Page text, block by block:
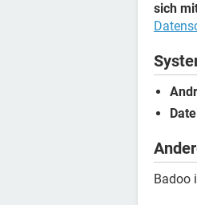
sich
Badoo